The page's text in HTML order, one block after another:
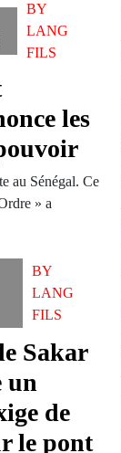
BY
LANG
FILS
les
au Sénégal. Ce
» a
BY
LANG
FILS
Sakar
un
de
le pont